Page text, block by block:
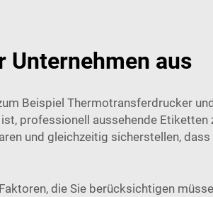
Unternehmen aus
Beispiel Thermotransferdrucker
professionell aussehende Etiketten
und gleichzeitig sicherstellen, dass
die Sie berücksichtigen